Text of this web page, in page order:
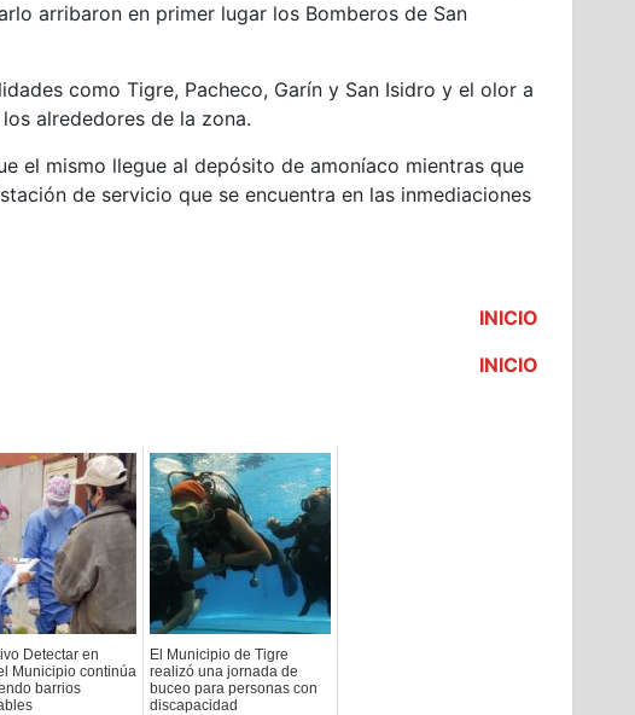
arribaron en primer lugar los Bomberos de San
como Tigre, Pacheco, Garín y San Isidro y el olor a
alrededores de la zona.
el mismo llegue al depósito de amoníaco mientras que
de servicio que se encuentra en las inmediaciones
INICIO
INICIO
Detectar en
Municipio continúa
barrios
El Municipio de Tigre
realizó una jornada de
buceo para personas con
discapacidad